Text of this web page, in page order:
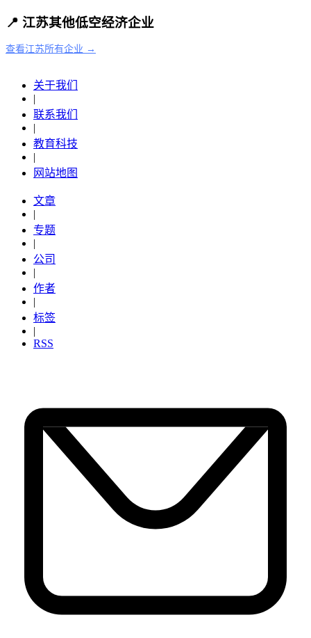
📍 江苏其他低空经济企业
查看江苏所有企业 →
关于我们
|
联系我们
|
教育科技
|
网站地图
文章
|
专题
|
公司
|
作者
|
标签
|
RSS